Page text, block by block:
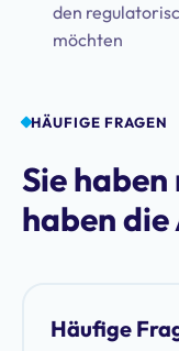
den
möchten
HÄUFIGE FRAGEN
Sie
haben
Häufige